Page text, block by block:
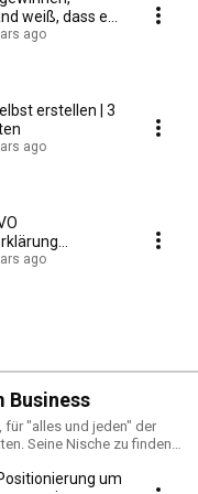
weiß, dass es
ago
erstellen | 3
ago
ago
Business
"alles und jeden" der
Nische zu
um